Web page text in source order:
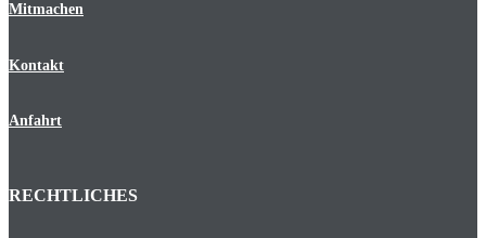
Mitmachen
Kontakt
Anfahrt
RECHTLICHES